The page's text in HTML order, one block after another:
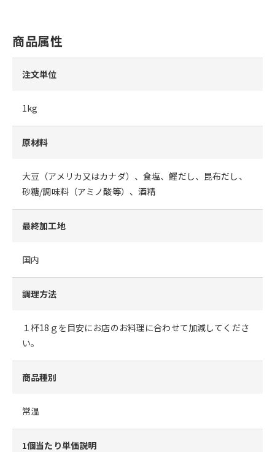
商品属性
注文単位
1kg
原材料
大豆（アメリカ又はカナダ）、食塩、鰹だし、昆布だし、
砂糖/調味料（アミノ酸等）、酒精
最終加工地
国内
調理方法
１杯18ｇを目安にお店のお料理に合わせて加減してくださ
い。
商品種別
常温
1個当たり単価説明